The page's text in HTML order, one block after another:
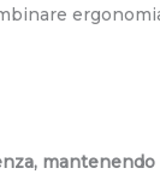
mantenendo